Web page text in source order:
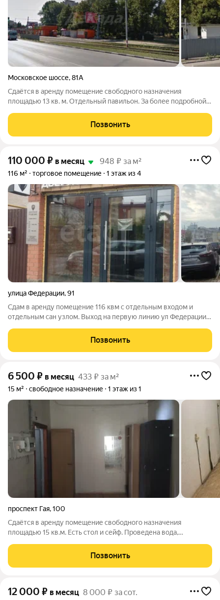
Московское шоссе,81А
Сдаётся в аренду помещение свободного назначения
площадью 13 кв. м. Отдельный павильон. За более подробной
объявлении, или напишите сообщение в любое удобное для
вас время.
Позвонить
110 000 ₽ в месяц 948 ₽ за м²
116 м² торговое помещение 1 этаж из 4
улица Федерации,91
Сдам в аренду помещение 116 квм с отдельным входом и
отдельным сан узлом. Выход на первую линию ул Федерации.
множество окон, есть возможность поставить перегородки,
при необходимости. Парковка есть
Позвонить
6 500 ₽ в месяц 433 ₽ за м²
15 м² свободное назначение 1 этаж из 1
проспект Гая,100
Сдаётся в аренду помещение свободного назначения
площадью 15 кв.м. Есть стол и сейф. Проведена вода,
платежи включены в арендную плату. По всем вопросам
звоните по телефону, указанному в
Позвонить
12 000 ₽ в месяц 8 000 ₽ за сот.